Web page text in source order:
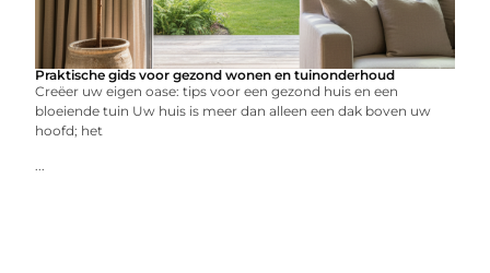
Praktische gids voor gezond wonen en tuinonderhoud
Creëer uw eigen oase: tips voor een gezond huis en een
bloeiende tuin Uw huis is meer dan alleen een dak boven uw
hoofd; het
...